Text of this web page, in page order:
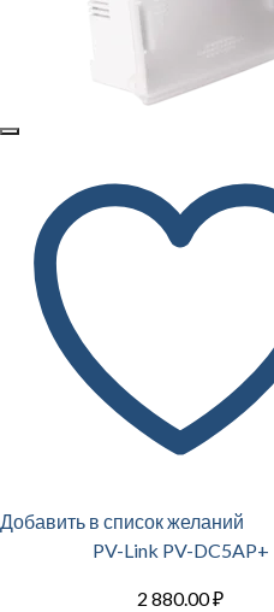
Добавить в список желаний
PV-Link PV-DC5AP+
2 880.00₽